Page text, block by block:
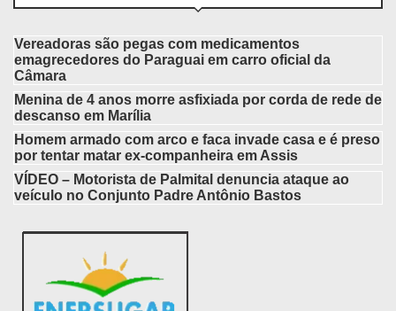
Vereadoras são pegas com medicamentos
emagrecedores do Paraguai em carro oficial da
Câmara
Menina de 4 anos morre asfixiada por corda de rede de
descanso em Marília
Homem armado com arco e faca invade casa e é preso
por tentar matar ex-companheira em Assis
VÍDEO – Motorista de Palmital denuncia ataque ao
veículo no Conjunto Padre Antônio Bastos